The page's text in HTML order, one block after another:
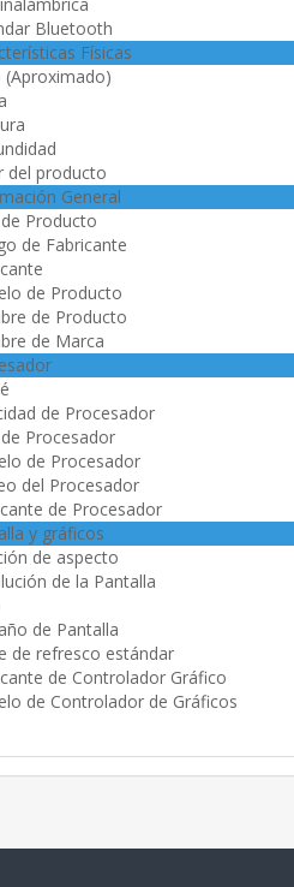
Bluetooth
Físicas
(Aproximado)
del producto
General
Producto
de Fabricante
de Producto
de Producto
de Marca
de Procesador
Procesador
de Procesador
del Procesador
de Procesador
y gráficos
de aspecto
de la Pantalla
de Pantalla
de refresco estándar
de Controlador Gráfico
de Controlador de Gráficos